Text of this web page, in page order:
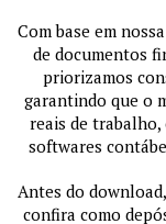
Com base em
de documentos
priorizamos
garantindo que o
reais de trabalho,
softwares
Antes do
confira como